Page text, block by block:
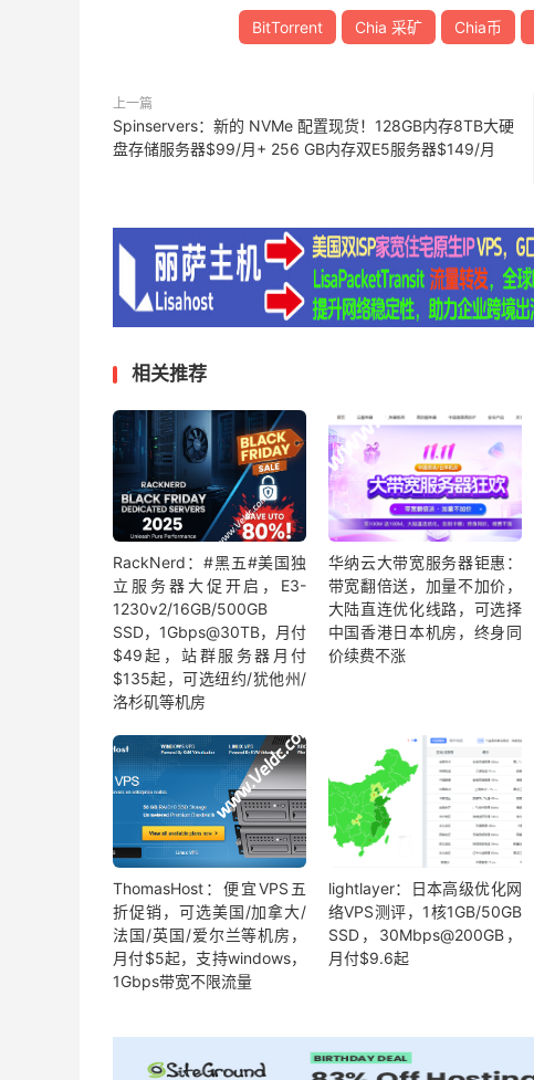
BitTorrent Chia 采矿 Chia币
上一篇
Spinservers：新的 NVMe 配置现货！128GB内存8TB大硬
盘存储服务器$99/月+ 256 GB内存双E5服务器$149/月
相关推荐
RackNerd：#黑五#美国独
立服务器大促开启，E3-
1230v2/16GB/500GB
SSD，1Gbps@30TB，月付
$49起，站群服务器月付
$135起，可选纽约/犹他州/
洛杉矶等机房
华纳云大带宽服务器钜惠：
带宽翻倍送，加量不加价，
大陆直连优化线路，可选择
中国香港日本机房，终身同
价续费不涨
ThomasHost：便宜VPS五
折促销，可选美国/加拿大/
法国/英国/爱尔兰等机房，
月付$5起，支持windows，
1Gbps带宽不限流量
lightlayer：日本高级优化网
络VPS测评，1核1GB/50GB
SSD，30Mbps@200GB，
月付$9.6起